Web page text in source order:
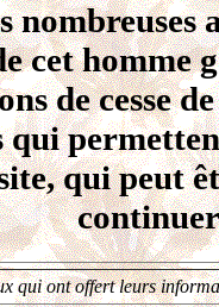
nombreuses
cet homme
de cesse
qui peut
qui ont offert leurs